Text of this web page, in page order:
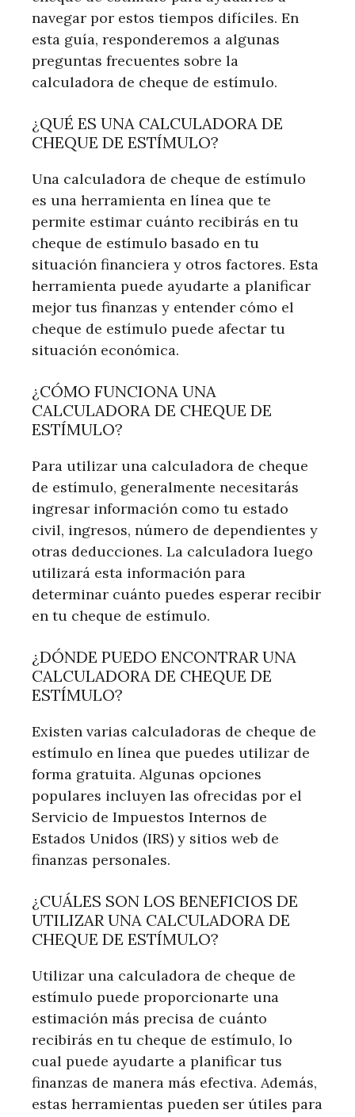
navegar por estos tiempos difíciles. En
esta guía, responderemos a algunas
preguntas frecuentes sobre la
calculadora de cheque de estímulo.
¿QUÉ ES UNA CALCULADORA DE
CHEQUE DE ESTÍMULO?
Una calculadora de cheque de estímulo
es una herramienta en línea que te
permite estimar cuánto recibirás en tu
cheque de estímulo basado en tu
situación financiera y otros factores. Esta
herramienta puede ayudarte a planificar
mejor tus finanzas y entender cómo el
cheque de estímulo puede afectar tu
situación económica.
¿CÓMO FUNCIONA UNA
CALCULADORA DE CHEQUE DE
ESTÍMULO?
Para utilizar una calculadora de cheque
de estímulo, generalmente necesitarás
ingresar información como tu estado
civil, ingresos, número de dependientes y
otras deducciones. La calculadora luego
utilizará esta información para
determinar cuánto puedes esperar recibir
en tu cheque de estímulo.
¿DÓNDE PUEDO ENCONTRAR UNA
CALCULADORA DE CHEQUE DE
ESTÍMULO?
Existen varias calculadoras de cheque de
estímulo en línea que puedes utilizar de
forma gratuita. Algunas opciones
populares incluyen las ofrecidas por el
Servicio de Impuestos Internos de
Estados Unidos (IRS) y sitios web de
finanzas personales.
¿CUÁLES SON LOS BENEFICIOS DE
UTILIZAR UNA CALCULADORA DE
CHEQUE DE ESTÍMULO?
Utilizar una calculadora de cheque de
estímulo puede proporcionarte una
estimación más precisa de cuánto
recibirás en tu cheque de estímulo, lo
cual puede ayudarte a planificar tus
finanzas de manera más efectiva. Además,
estas herramientas pueden ser útiles para